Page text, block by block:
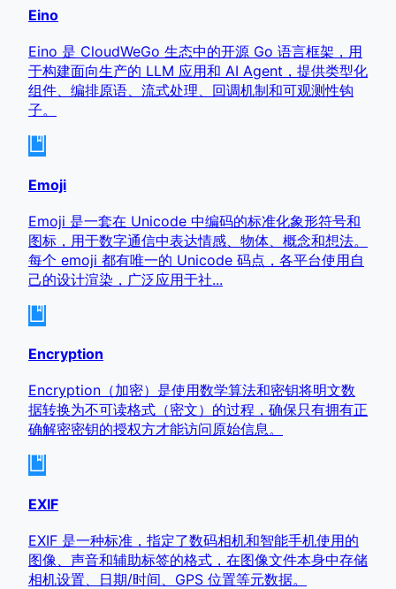
Eino
Eino 是 CloudWeGo 生态中的开源 Go 语言框架，用
于构建面向生产的 LLM 应用和 AI Agent，提供类型化
组件、编排原语、流式处理、回调机制和可观测性钩
子。
Emoji
Emoji 是一套在 Unicode 中编码的标准化象形符号和
图标，用于数字通信中表达情感、物体、概念和想法。
每个 emoji 都有唯一的 Unicode 码点，各平台使用自
己的设计渲染，广泛应用于社...
Encryption
Encryption（加密）是使用数学算法和密钥将明文数
据转换为不可读格式（密文）的过程，确保只有拥有正
确解密密钥的授权方才能访问原始信息。
EXIF
EXIF 是一种标准，指定了数码相机和智能手机使用的
图像、声音和辅助标签的格式，在图像文件本身中存储
相机设置、日期/时间、GPS 位置等元数据。